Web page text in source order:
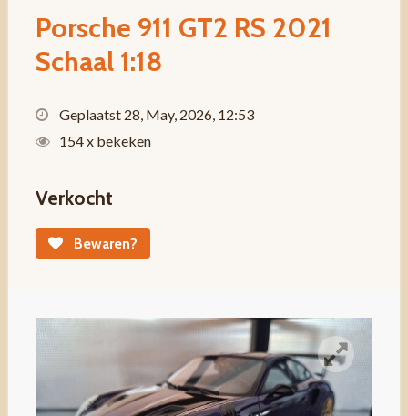
Porsche 911 GT2 RS 2021
Schaal 1:18
Geplaatst 28, May, 2026, 12:53
154 x bekeken
Verkocht
Bewaren?